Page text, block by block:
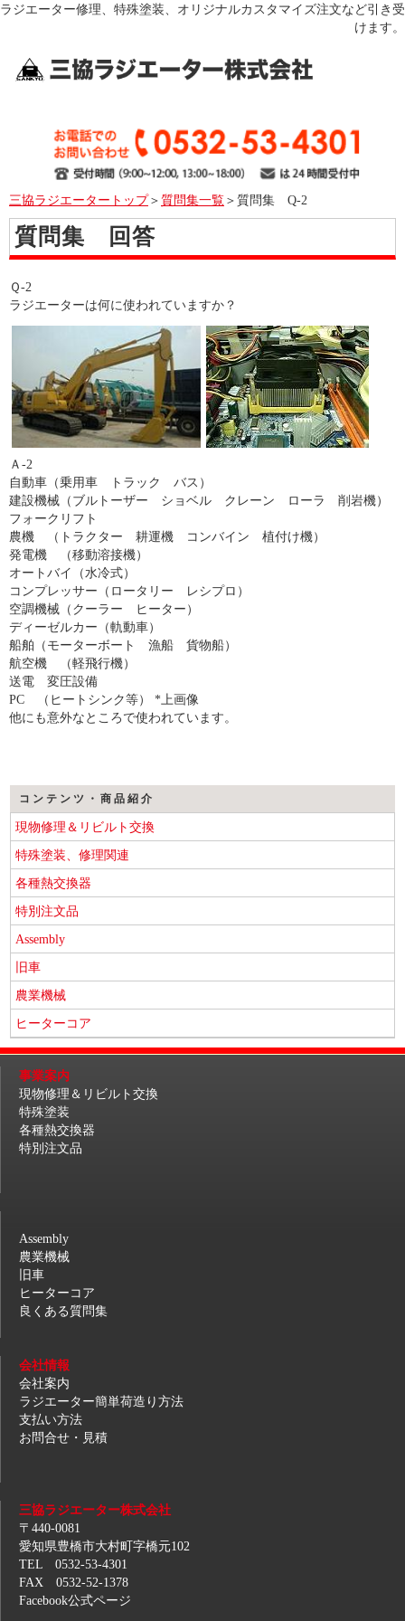
ラジエーター修理、特殊塗装、オリジナルカスタマイズ注文など引き受
けます。
コンテンツ・商品紹介
現物修理＆リビルト交換
特殊塗装、修理関連
各種熱交換器
特別注文品
Assembly
旧車
農業機械
ヒーターコア
三協ラジエータートップ＞質問集一覧＞質問集 Q-2
質問集 回答
Ｑ-2
ラジエーターは何に使われていますか？
Ａ-2
自動車（乗用車 トラック バス）
建設機械（ブルトーザー ショベル クレーン ローラ 削岩機）
フォークリフト
農機 （トラクター 耕運機 コンバイン 植付け機）
発電機 （移動溶接機）
オートバイ（水冷式）
コンプレッサー（ロータリー レシプロ）
空調機械（クーラー ヒーター）
ディーゼルカー（軌動車）
船舶（モーターボート 漁船 貨物船）
航空機 （軽飛行機）
送電 変圧設備
PC （ヒートシンク等） *上画像
他にも意外なところで使われています。
事業案内
現物修理＆リビルト交換
特殊塗装
各種熱交換器
特別注文品
Assembly
農業機械
旧車
ヒーターコア
良くある質問集
会社情報
会社案内
ラジエーター簡単荷造り方法
支払い方法
お問合せ・見積
三協ラジエーター株式会社
〒440-0081
愛知県豊橋市大村町字橋元102
TEL 0532-53-4301
FAX 0532-52-1378
Facebook公式ページ